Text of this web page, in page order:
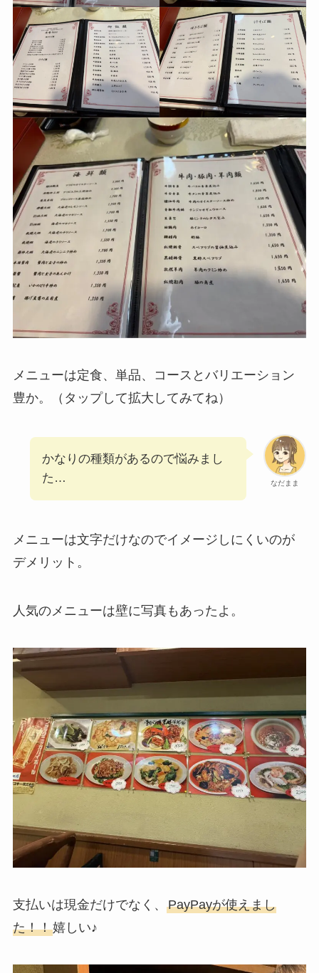
メニューは定食、単品、コースとバリエーション
豊か。（タップして拡大してみてね）
なだまま
かなりの種類があるので悩みまし
た…
メニューは文字だけなのでイメージしにくいのが
デメリット。
人気のメニューは壁に写真もあったよ。
支払いは現金だけでなく、 PayPayが使えまし
た！！嬉しい♪